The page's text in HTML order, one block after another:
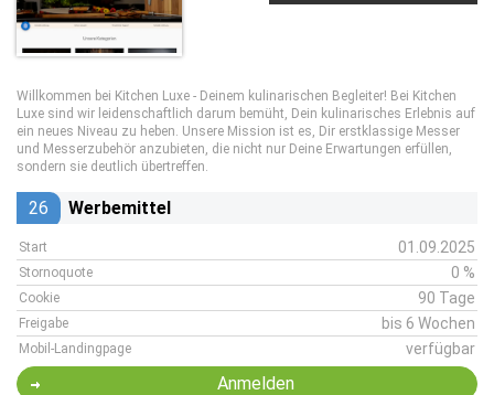
Willkommen bei Kitchen Luxe - Deinem kulinarischen Begleiter! Bei Kitchen
Luxe sind wir leidenschaftlich darum bemüht, Dein kulinarisches Erlebnis auf
ein neues Niveau zu heben. Unsere Mission ist es, Dir erstklassige Messer
und Messerzubehör anzubieten, die nicht nur Deine Erwartungen erfüllen,
sondern sie deutlich übertreffen.
26 Werbemittel
Start 01.09.2025
Stornoquote 0 %
Cookie 90 Tage
Freigabe bis 6 Wochen
Mobil-Landingpage verfügbar
Anmelden